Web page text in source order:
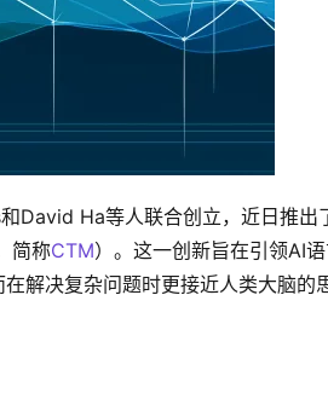
David Ha等人联合创立，近日推出
简称CTM）。这一创新旨在引领AI
解决复杂问题时更接近人类大脑的